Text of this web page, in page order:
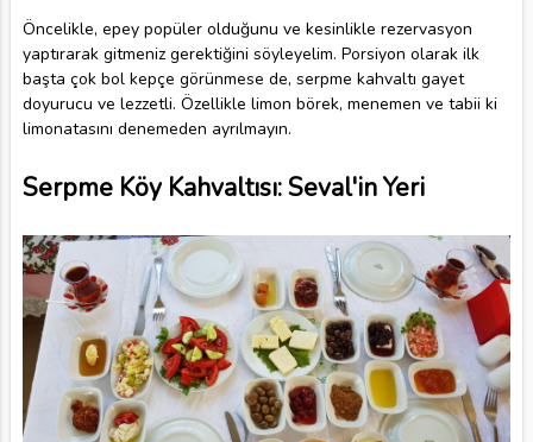
Öncelikle, epey popüler olduğunu ve kesinlikle rezervasyon
yaptırarak gitmeniz gerektiğini söyleyelim. Porsiyon olarak ilk
başta çok bol kepçe görünmese de, serpme kahvaltı gayet
doyurucu ve lezzetli. Özellikle limon börek, menemen ve tabii ki
limonatasını denemeden ayrılmayın.
Serpme Köy Kahvaltısı: Seval'in Yeri